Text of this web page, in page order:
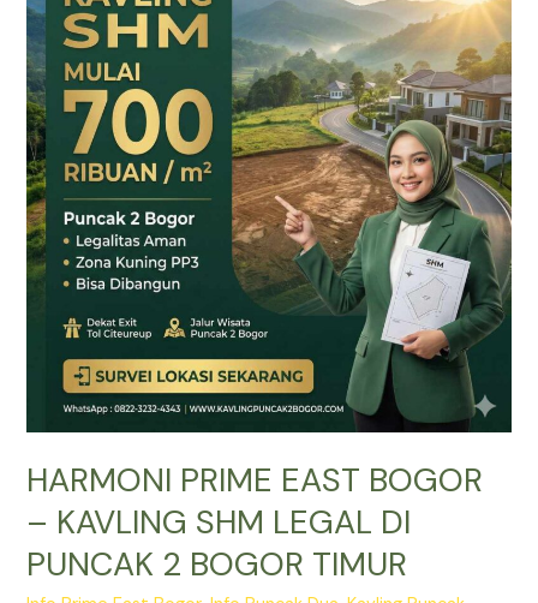
HARMONI PRIME EAST BOGOR
– KAVLING SHM LEGAL DI
PUNCAK 2 BOGOR TIMUR
EAST
BOGOR
–
KAVLING
SHM
LEGAL
DI
PUNCAK
2
BOGOR